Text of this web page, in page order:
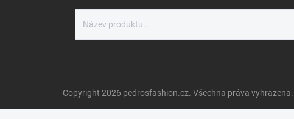
Copyright 2026 pedrosfashion.cz. Všechna práva vyhrazena.